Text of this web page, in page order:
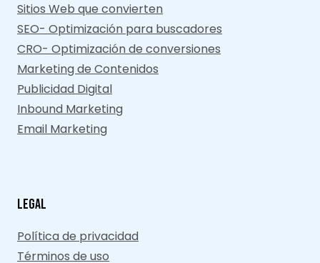
Sitios Web que convierten
SEO- Optimización para buscadores
CRO- Optimización de conversiones
Marketing de Contenidos
Publicidad Digital
Inbound Marketing
Email Marketing
Legal
Política de privacidad
Términos de uso